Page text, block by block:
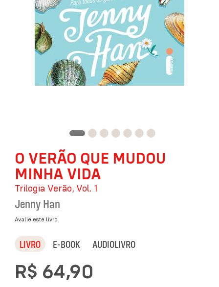
Galeria
O VERÃO QUE MUDOU
MINHA VIDA
Trilogia Verão, Vol. 1
Jenny Han
Avalie este livro
LIVRO E-BOOK AUDIOLIVRO
R$ 64,90